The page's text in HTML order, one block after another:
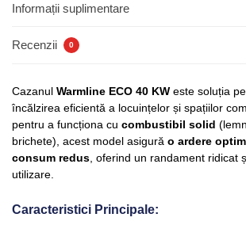
Informații suplimentare
Recenzii 0
Cazanul Warmline ECO 40 KW este soluția
încălzirea eficientă a locuințelor și spațiilor
pentru a funcționa cu combustibil solid
brichete), acest model asigură o ardere
consum redus , oferind un randament ridicat
utilizare.
Caracteristici Principale: